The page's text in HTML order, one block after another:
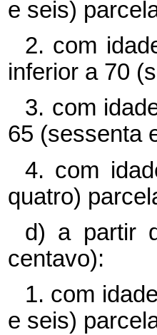
e seis)
2. com
inferior a 70
3. com
65 (sessenta
4. com
quatro)
d) a partir
centavo):
1. com
e seis)